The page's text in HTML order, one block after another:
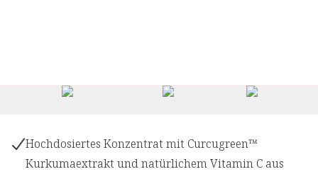
Hochdosiertes Konzentrat mit Curcugreen™
Kurkumaextrakt und natürlichem Vitamin C aus